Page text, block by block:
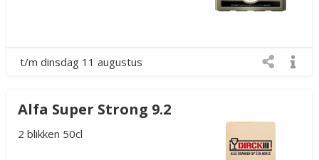
t/m dinsdag 11 augustus
Alfa Super Strong 9.2
2 blikken 50cl